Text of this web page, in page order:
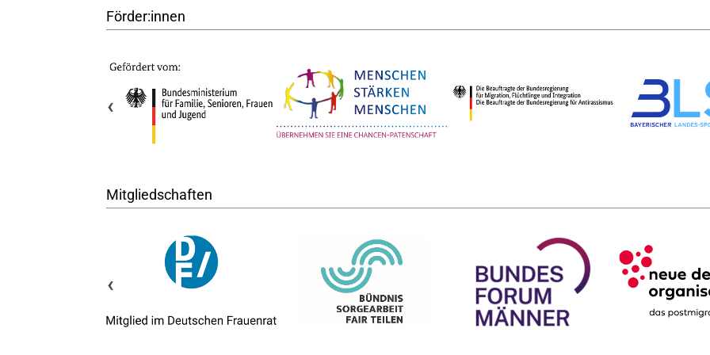
Förder:innen
‹
Mitgliedschaften
‹